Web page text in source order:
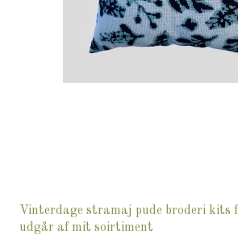
Vinterdage stramaj pude broderi kits
udgår af mit soirtiment